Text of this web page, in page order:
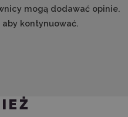
mogą dodawać opinie.
aby kontynuować.